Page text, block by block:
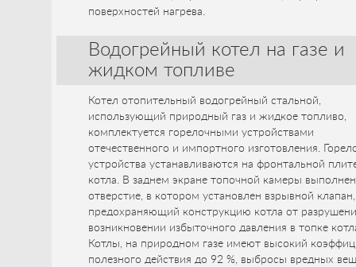
поверхностей нагрева.
Водогрейный котел на газе и
жидком топливе
Котел отопительный водогрейный стальной,
использующий природный газ и жидкое топливо,
комплектуется горелочными устройствами
отечественного и импортного изготовления.
устройства устанавливаются на фронтальной
котла. В заднем экране топочной камеры
отверстие, в котором установлен взрывной клапан,
предохраняющий конструкцию котла от
возникновении избыточного давления в топке
Котлы, на природном газе имеют высокий
полезного действия до 92 %, выбросы вредных